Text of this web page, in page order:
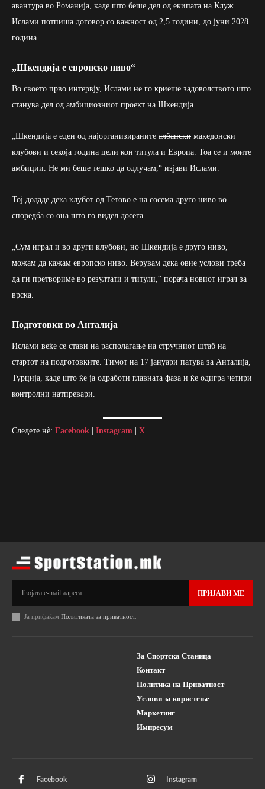
авантура во Романија, каде што беше дел од екипата на Клуж.
Ислами потпиша договор со важност од 2,5 години, до јуни 2028
година.
„Шкендија е европско ниво“
Во своето прво интервју, Ислами не го криеше задоволството што
станува дел од амбициозниот проект на Шкендија.
„Шкендија е еден од најорганизираните албански македонски
клубови и секоја година цели кон титула и Европа. Тоа се и моите
амбиции. Не ми беше тешко да одлучам,“ изјави Ислами.
Тој додаде дека клубот од Тетово е на сосема друго ниво во
споредба со она што го видел досега.
„Сум играл и во други клубови, но Шкендија е друго ниво,
можам да кажам европско ниво. Верувам дека овие услови треба
да ги претвориме во резултати и титули,“ порача новиот играч за
врска.
Подготовки во Анталија
Ислами веќе се стави на располагање на стручниот штаб на
стартот на подготовките. Тимот на 17 јануари патува за Анталија,
Турција, каде што ќе ја одработи главната фаза и ќе одигра четири
контролни натпревари.
Следете нè: Facebook | Instagram | X
ПРИЈАВИ МЕ
Ја прифаќам Политиката за приватност.
За Спортска Станица
Контакт
Политика на Приватност
Услови за користење
Маркетинг
Импресум
Facebook Instagram